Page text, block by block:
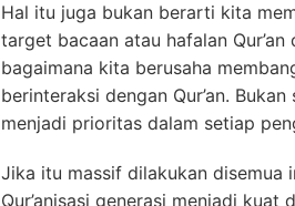
Hal itu juga bukan berarti kita
target bacaan atau hafalan Qur’an
bagaimana kita berusaha
berinteraksi dengan Qur’an.
menjadi prioritas dalam setiap
Jika itu massif dilakukan disemua
Qur’anisasi generasi menjadi kuat